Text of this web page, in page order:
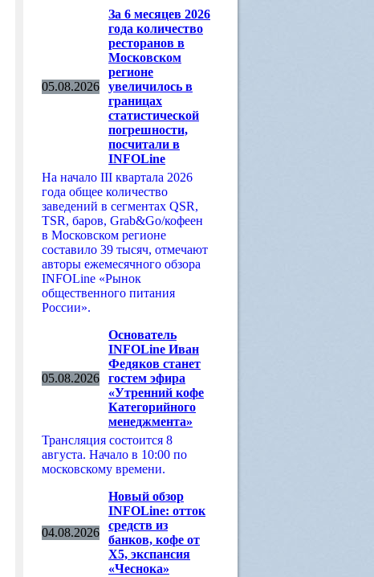
05.08.2026
За 6 месяцев 2026
года количество
ресторанов в
Московском
регионе
увеличилось в
границах
статистической
погрешности,
посчитали в
INFOLine
На начало III квартала 2026
года общее количество
заведений в сегментах QSR,
TSR, баров, Grab&Go/кофеен
в Московском регионе
составило 39 тысяч, отмечают
авторы ежемесячного обзора
INFOLine «Рынок
общественного питания
России».
05.08.2026
Основатель
INFOLine Иван
Федяков станет
гостем эфира
«Утренний кофе
Категорийного
менеджмента»
Трансляция состоится 8
августа. Начало в 10:00 по
московскому времени.
04.08.2026
Новый обзор
INFOLine: отток
средств из
банков, кофе от
Х5, экспансия
«Чеснока»